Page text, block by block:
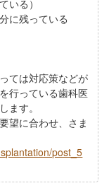
いる）
に残っている
ては対応策などが
行っている歯科医
ます。
望に合わせ、さま
post_5